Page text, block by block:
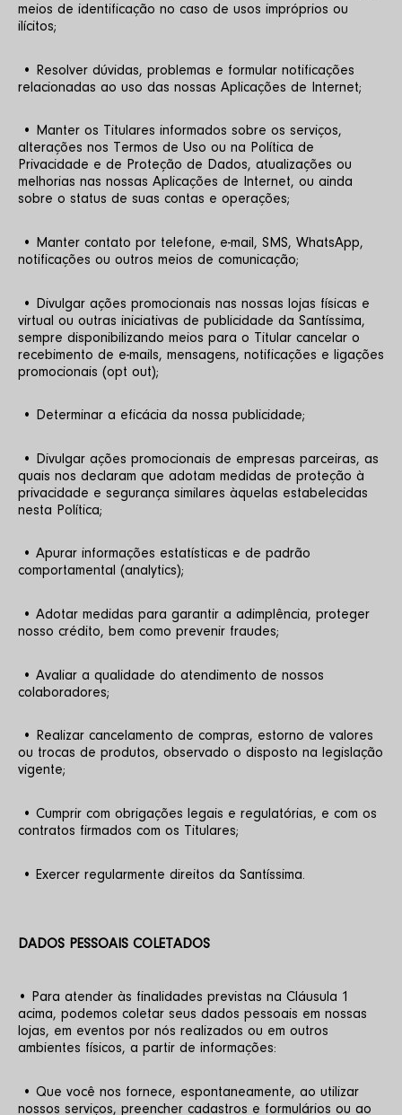
meios de identificação no caso de usos impróprios ou
ilícitos;
• Resolver dúvidas, problemas e formular notificações
relacionadas ao uso das nossas Aplicações de Internet;
• Manter os Titulares informados sobre os serviços,
alterações nos Termos de Uso ou na Política de
Privacidade e de Proteção de Dados, atualizações ou
melhorias nas nossas Aplicações de Internet, ou ainda
sobre o status de suas contas e operações;
• Manter contato por telefone, e-mail, SMS, WhatsApp,
notificações ou outros meios de comunicação;
• Divulgar ações promocionais nas nossas lojas físicas e
virtual ou outras iniciativas de publicidade da Santíssima,
sempre disponibilizando meios para o Titular cancelar o
recebimento de e-mails, mensagens, notificações e ligações
promocionais (opt out);
• Determinar a eficácia da nossa publicidade;
• Divulgar ações promocionais de empresas parceiras, as
quais nos declaram que adotam medidas de proteção à
privacidade e segurança similares àquelas estabelecidas
nesta Política;
• Apurar informações estatísticas e de padrão
comportamental (analytics);
• Adotar medidas para garantir a adimplência, proteger
nosso crédito, bem como prevenir fraudes;
• Avaliar a qualidade do atendimento de nossos
colaboradores;
• Realizar cancelamento de compras, estorno de valores
ou trocas de produtos, observado o disposto na legislação
vigente;
• Cumprir com obrigações legais e regulatórias, e com os
contratos firmados com os Titulares;
• Exercer regularmente direitos da Santíssima.
DADOS PESSOAIS COLETADOS
• Para atender às finalidades previstas na Cláusula 1
acima, podemos coletar seus dados pessoais em nossas
lojas, em eventos por nós realizados ou em outros
ambientes físicos, a partir de informações:
• Que você nos fornece, espontaneamente, ao utilizar
nossos serviços, preencher cadastros e formulários ou ao